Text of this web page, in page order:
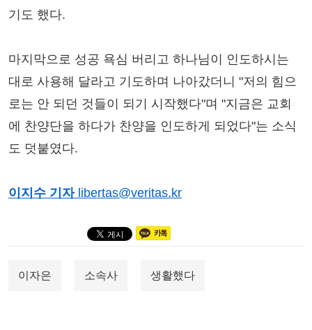
기도 했다.
마지막으로 성공 욕심 버리고 하나님이 인도하시는
대로 사용해 달라고 기도하며 나아갔더니 "저의 힘으
로는 안 되던 것들이 되기 시작했다"며 "지금은 교회
에 찬양단을 하다가 찬양을 인도하게 되었다"는 소식
도 덧붙였다.
이지수 기자 libertas@veritas.kr
이자은 소속사 생활했다